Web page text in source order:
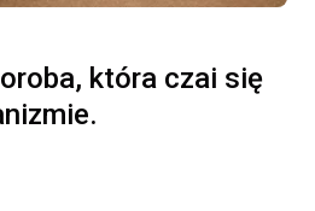
która czai się